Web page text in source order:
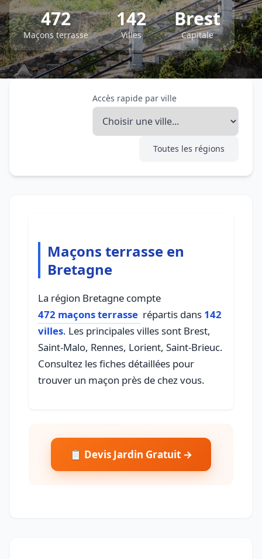
472
Maçons terrasse
142
Villes
Brest
Capitale
Accès rapide par ville
Toutes les régions
Maçons terrasse en
Bretagne
La région Bretagne compte
472 maçons terrasse répartis dans 142
villes. Les principales villes sont Brest,
Saint-Malo, Rennes, Lorient, Saint-Brieuc.
Consultez les fiches détaillées pour
trouver un maçon près de chez vous.
📋 Devis Jardin Gratuit →